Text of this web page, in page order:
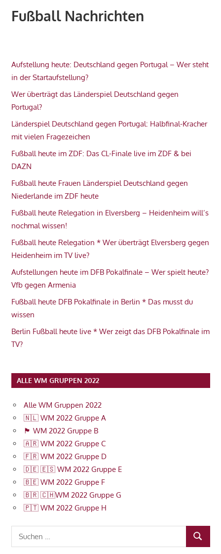
Fußball Nachrichten
Aufstellung heute: Deutschland gegen Portugal – Wer steht
in der Startaufstellung?
Wer überträgt das Länderspiel Deutschland gegen
Portugal?
Länderspiel Deutschland gegen Portugal: Halbfinal-Kracher
mit vielen Fragezeichen
Fußball heute im ZDF: Das CL-Finale live im ZDF & bei
DAZN
Fußball heute Frauen Länderspiel Deutschland gegen
Niederlande im ZDF heute
Fußball heute Relegation in Elversberg – Heidenheim will’s
nochmal wissen!
Fußball heute Relegation * Wer überträgt Elversberg gegen
Heidenheim im TV live?
Aufstellungen heute im DFB Pokalfinale – Wer spielt heute?
Vfb gegen Armenia
Fußball heute DFB Pokalfinale in Berlin * Das musst du
wissen
Berlin Fußball heute live * Wer zeigt das DFB Pokalfinale im
TV?
ALLE WM GRUPPEN 2022
Alle WM Gruppen 2022
🇳🇱 WM 2022 Gruppe A
🏴󠁧󠁢󠁥󠁮󠁧󠁿 WM 2022 Gruppe B
🇦🇷 WM 2022 Gruppe C
🇫🇷 WM 2022 Gruppe D
🇩🇪 🇪🇸 WM 2022 Gruppe E
🇧🇪 WM 2022 Gruppe F
🇧🇷 🇨🇭WM 2022 Gruppe G
🇵🇹 WM 2022 Gruppe H
SUCHEN